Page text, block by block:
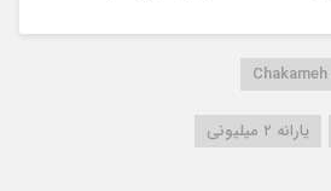
یارانه ۲ میلیونی